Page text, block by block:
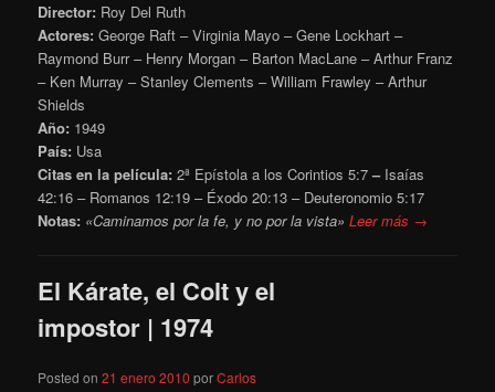
Director: Roy Del Ruth
Actores: George Raft – Virginia Mayo – Gene Lockhart –
Raymond Burr – Henry Morgan – Barton MacLane – Arthur Franz
– Ken Murray – Stanley Clements – William Frawley – Arthur
Shields
Año: 1949
País: Usa
Citas en la película: 2ª Epístola a los Corintios 5:7 – Isaías
42:16 – Romanos 12:19 – Éxodo 20:13 – Deuteronomio 5:17
Notas: «Caminamos por la fe, y no por la vista»Leer más →
El Kárate, el Colt y el
impostor | 1974
Posted on21 enero 2010 porCarlos